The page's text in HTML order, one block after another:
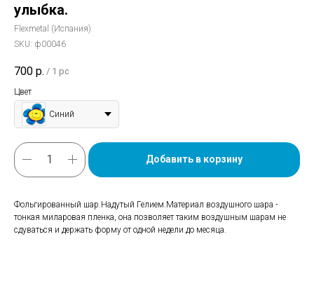
улыбка.
Flexmetal (Испания)
SKU: ф00046
700 р. / 1 pc
Цвет
Синий
Добавить в корзину
Фольгированный шар.Надутый Гелием.Материал воздушного шара -
тонкая миларовая пленка, она позволяет таким воздушным шарам не
сдуваться и держать форму от одной недели до месяца.